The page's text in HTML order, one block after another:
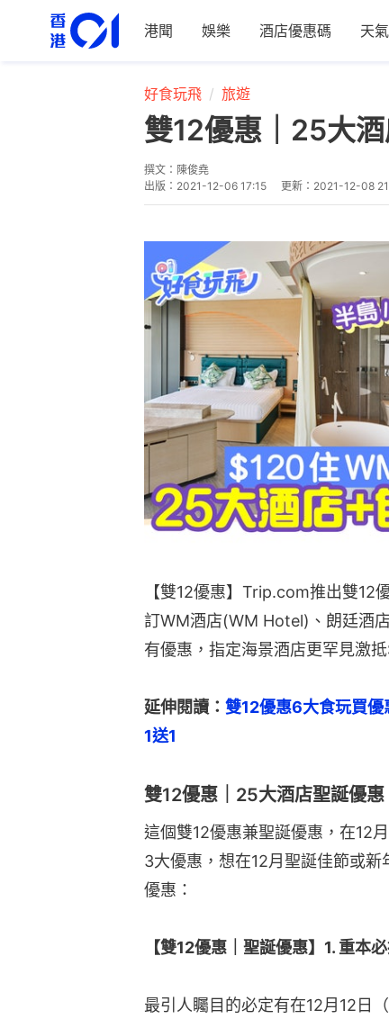
港聞 娛樂 酒店優惠碼 天
好食玩飛 旅遊
雙12優惠｜25大
撰文： 陳俊堯
出版： 2021-12-06 17:15 更新： 2021-12-08
【雙12優惠】Trip.com推出雙12
訂WM酒店(WM Hotel)、朗廷酒
有優惠，指定海景酒店更罕見激抵
延伸閱讀： 雙12優惠6大食玩買
1送1
雙12優惠｜25大酒店聖誕優
這個雙12優惠兼聖誕優惠，在12
3大優惠，想在12月聖誕佳節或
優惠：
【雙12優惠｜聖誕優惠】1. 重
最引人矚目的必定有在12月12日